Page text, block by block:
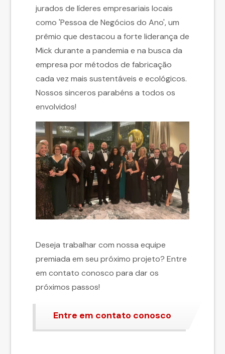
jurados de líderes empresariais locais
como 'Pessoa de Negócios do Ano', um
prêmio que destacou a forte liderança de
Mick durante a pandemia e na busca da
empresa por métodos de fabricação
cada vez mais sustentáveis e ecológicos.
Nossos sinceros parabéns a todos os
envolvidos!
Deseja trabalhar com nossa equipe
premiada em seu próximo projeto? Entre
em contato conosco para dar os
próximos passos!
Entre em contato conosco